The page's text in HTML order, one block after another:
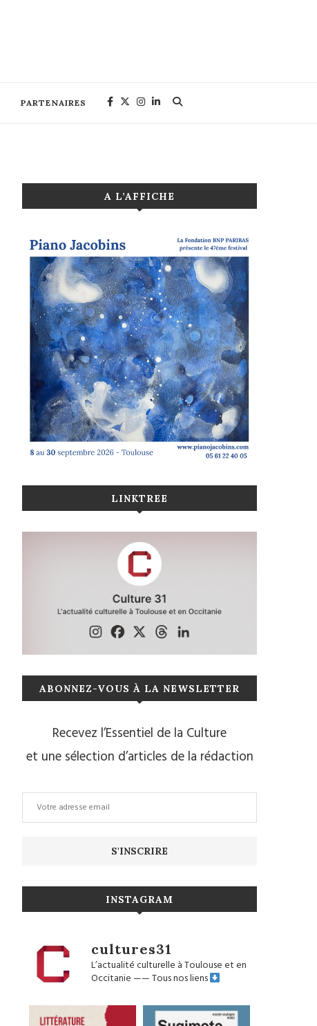
PARTENAIRES
A L’AFFICHE
LINKTREE
ABONNEZ-VOUS À LA NEWSLETTER
Recevez l’Essentiel de la Culture
et une sélection d’articles de la rédaction
INSTAGRAM
cultures31
L’actualité culturelle à Toulouse et en
Occitanie——Tous nos liens